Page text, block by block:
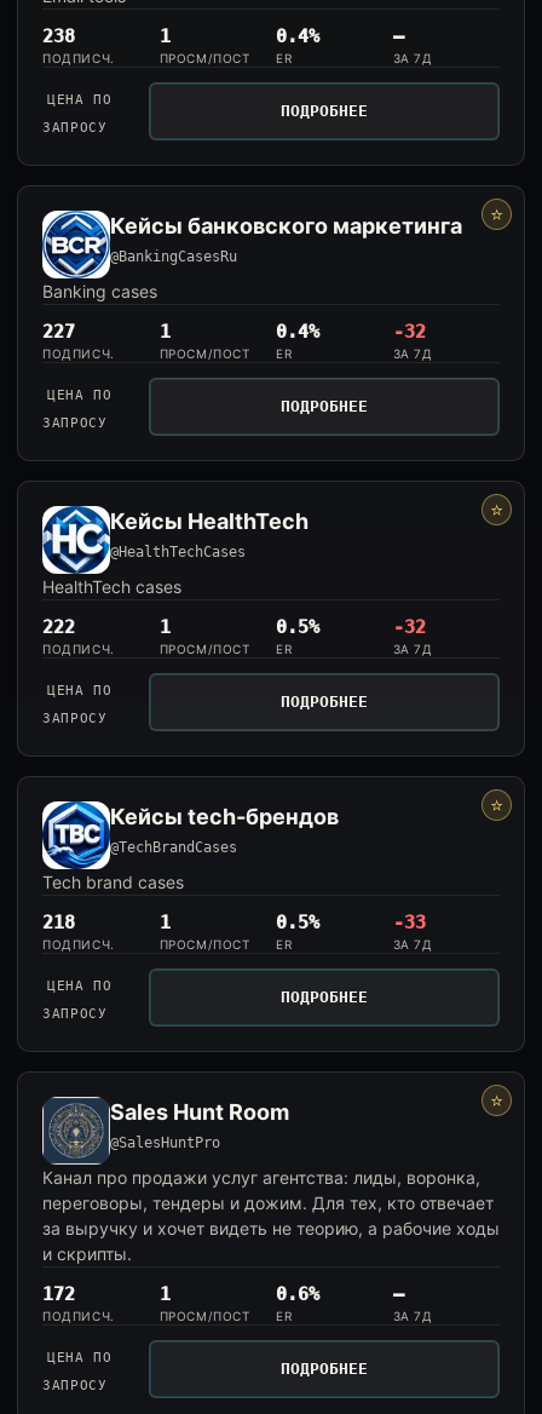
238
ПОДПИСЧ.
1
ПРОСМ/ПОСТ
0.4%
ER
—
ЗА 7Д
ЦЕНА ПО
ЗАПРОСУ
ПОДРОБНЕЕ
⭐
Кейсы банковского маркетинга
@BankingCasesRu
Banking cases
227
ПОДПИСЧ.
1
ПРОСМ/ПОСТ
0.4%
ER
-32
ЗА 7Д
ЦЕНА ПО
ЗАПРОСУ
ПОДРОБНЕЕ
⭐
Кейсы HealthTech
@HealthTechCases
HealthTech cases
222
ПОДПИСЧ.
1
ПРОСМ/ПОСТ
0.5%
ER
-32
ЗА 7Д
ЦЕНА ПО
ЗАПРОСУ
ПОДРОБНЕЕ
⭐
Кейсы tech-брендов
@TechBrandCases
Tech brand cases
218
ПОДПИСЧ.
1
ПРОСМ/ПОСТ
0.5%
ER
-33
ЗА 7Д
ЦЕНА ПО
ЗАПРОСУ
ПОДРОБНЕЕ
⭐
Sales Hunt Room
@SalesHuntPro
Канал про продажи услуг агентства: лиды, воронка,
переговоры, тендеры и дожим. Для тех, кто отвечает
за выручку и хочет видеть не теорию, а рабочие ходы
и скрипты.
172
ПОДПИСЧ.
1
ПРОСМ/ПОСТ
0.6%
ER
—
ЗА 7Д
ЦЕНА ПО
ЗАПРОСУ
ПОДРОБНЕЕ